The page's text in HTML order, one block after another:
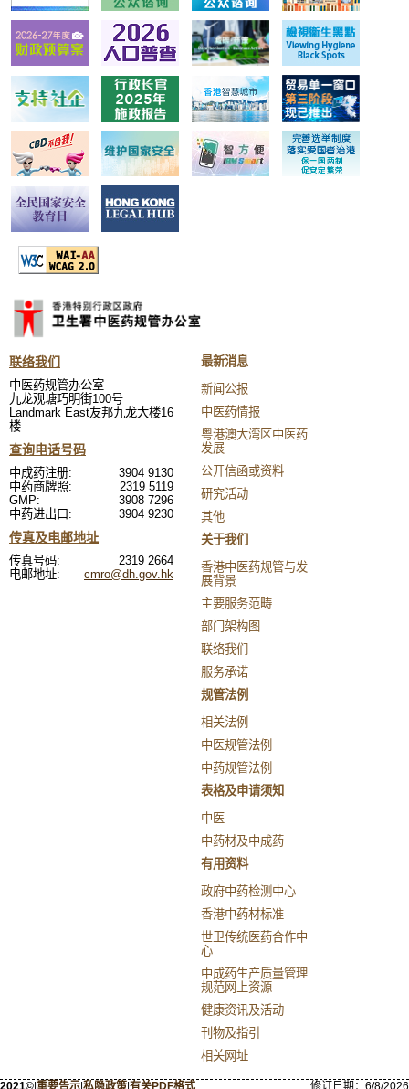
联络我们
中医药规管办公室
九龙观塘巧明街100号
Landmark East友邦九龙大楼16
楼
查询电话号码
中成药注册:
3904 9130
中药商牌照:
2319 5119
GMP:
3908 7296
中药进出口:
3904 9230
传真及电邮地址
传真号码:
2319 2664
电邮地址:
cmro@dh.gov.hk
最新消息
新闻公报
中医药情报
粤港澳大湾区中医药
发展
公开信函或资料
研究活动
其他
关于我们
香港中医药规管与发
展背景
主要服务范畴
部门架构图
联络我们
服务承诺
规管法例
相关法例
中医规管法例
中药规管法例
表格及申请须知
中医
中药材及中成药
有用资料
政府中药检测中心
香港中药材标准
世卫传统医药合作中
心
中成药生产质量管理
规范网上资源
健康资讯及活动
刊物及指引
相关网址
2021©|重要告示|私隐政策|有关PDF格式 修订日期： 6/8/2026